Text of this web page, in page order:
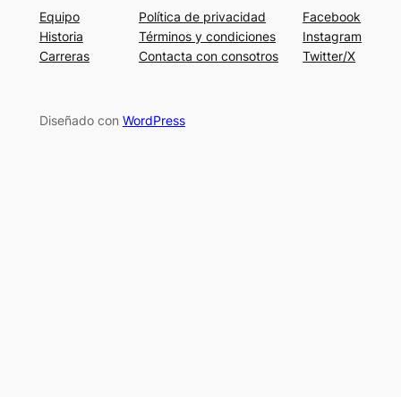
Equipo
Historia
Carreras
Política de privacidad
Términos y condiciones
Contacta con consotros
Facebook
Instagram
Twitter/X
Diseñado con WordPress